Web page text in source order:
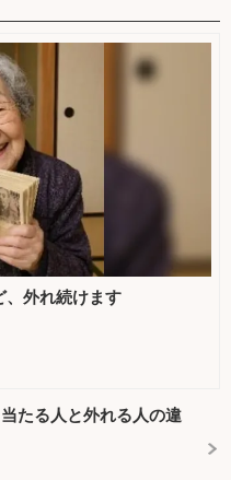
、外れ続けます
たる人と外れる人の違